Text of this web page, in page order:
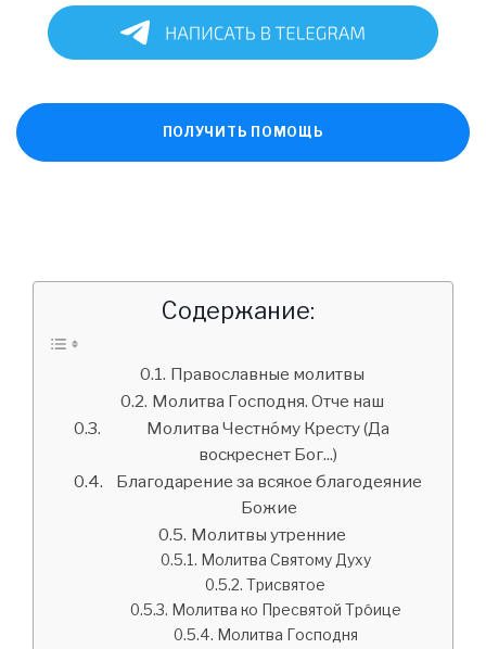
ПОЛУЧИТЬ ПОМОЩЬ
Содержание:
Православные молитвы
Молитва Господня. Отче наш
Молитва Честно́му Кресту (Да
воскреснет Бог...)
Благодарение за всякое благодеяние
Божие
Молитвы утренние
Молитва Святому Духу
Трисвятое
Молитва ко Пресвятой Тро́ице
Молитва Господня